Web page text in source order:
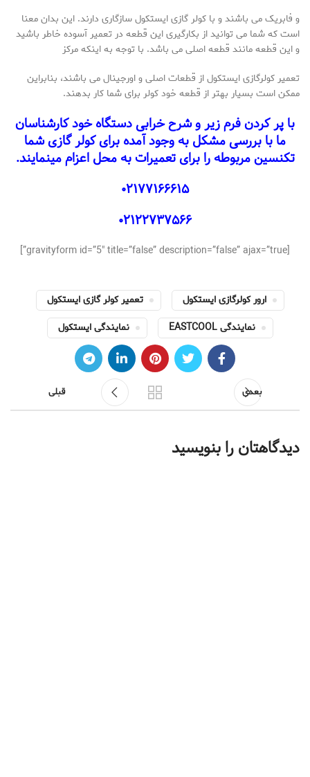
و فابریک می باشند و با کولر گازی ایستکول سازگاری دارند. این بدان معنا
است که شما می توانید از بکارگیری این قطعه در تعمیر آسوده خاطر باشید
و این قطعه مانند قطعه اصلی می باشد. با توجه به اینکه مرکز
تعمیر کولرگازی ایستکول از قطعات اصلی و اورجینال می باشند، بنابراین
ممکن است بسیار بهتر از قطعه خود کولر برای شما کار بدهند.
با پر کردن فرم زیر و شرح خرابی دستگاه خود کارشناسان
ما با بررسی مشکل به وجود آمده برای کولر گازی شما
تکنسین مربوطه را برای تعمیرات به محل اعزام مینمایند.
۰۲۱۷۷۱۶۶۶۱۵
۰۲۱۲۲۷۳۷۵۶۶
[gravityform id=”5″ title=”false” description=”false” ajax=”true”]
ارور کولرگازی ایستکول
تعمیر کولر گازی ایستکول
نمایندگی EASTCOOL
نمایندگی ایستکول
بعدی قبلی
دیدگاهتان را بنویسید